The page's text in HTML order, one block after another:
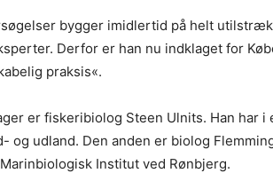
bygger imidlertid på helt
Derfor er han nu indklaget for
praksis«.
er fiskeribiolog Steen Ulnits. Han
og udland. Den anden er biolog
Institut ved Rønbjerg.